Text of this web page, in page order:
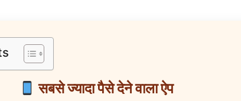
सबसे ज्यादा पैसे देने वाला ऐप